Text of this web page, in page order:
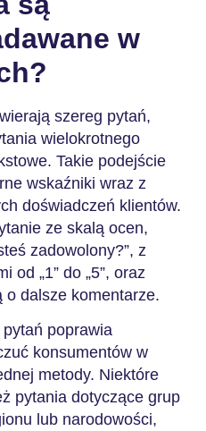
w
szereg pytań,
wielokrotnego
Takie podejście
wskaźniki wraz z
doświadczeń klientów.
ze skalą ocen,
zadowolony?”, z
od „1” do „5”, oraz
o dalsze komentarze.
poprawia
konsumentów w
metody. Niektóre
pytania dotyczące grup
lub narodowości,